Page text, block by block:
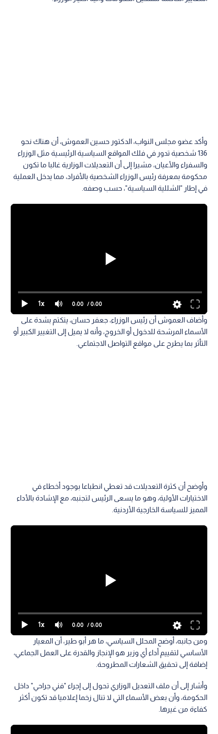
وأكد عضو مجلس النواب، الدكتور حسين العموش، أن هناك نحو
136 شخصية تدور في فلك المواقع السياسية الرئيسية مثل الوزراء
والسفراء والأعيان، مشيرا إلى أن التعديلات الوزارية غالبا ما تكون
محكومة بمعرفة رئيس الوزراء الشخصية بالأفراد، مما يدخل العملية
في إطار "الشللية السياسية"، حسب وصفه.
1x 0:00 / 0:00
وأضاف العموش أن رئيس الوزراء، جعفر حسان، يتكتم بشدة على
الأسماء المرشحة للدخول أو الخروج، وأنه لا يميل إلى التغيير الكبير أو
التأثر بما يطرح على مواقع التواصل الاجتماعي.
وأوضح أن كثرة التعديلات قد تعطي انطباعا بوجود أخطاء في
الاختيارات الأولية، وهو ما يسعى الرئيس لتجنبه، مع الإشادة بالأداء
المميز للسياسة الخارجية الأردنية.
1x 0:00 / 0:00
ومن جانبه، أوضح المحلل السياسي، ما هر أبو طير، أن المعيار
الأساسي لتقييم أداء أي وزير هو الإنجاز والقدرة على العمل الجماعي،
إضافة إلى تحقيق الشعارات المطروحة.
وأشار إلى أن ملف التعديل الوزاري تحول إلى إجراء "فني جراحي" داخل
الحكومة، وأن بعض الأسماء التي لا تنال زخما إعلاميا قد تكون أكثر
كفاءة من غيرها.